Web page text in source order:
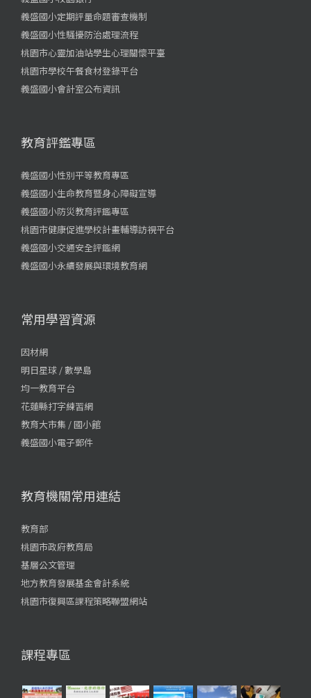
義盛國小定期評量命題審查機制
義盛國小性騷擾防治處理流程
桃園市心靈加油站學生心理關懷平臺
桃園市學校午餐食材登錄平台
義盛國小會計室公布資訊
教育評鑑專區
義盛國小性別平等教育專區
義盛國小生命教育暨身心障礙宣導
義盛國小防災教育評鑑專區
桃園市健康促進學校計畫輔導訪視平台
義盛國小交通安全評鑑網
義盛國小永續發展與環境教育網
常用學習資源
因材網
明日星球 / 數學島
均一教育平台
花蓮縣打字練習網
教育大市集 / 國小館
義盛國小電子郵件
教育機關常用連結
教育部
桃園市政府教育局
基層公文管理
地方教育發展基金會計系統
桃園市復興區課程策略聯盟網站
課程專區